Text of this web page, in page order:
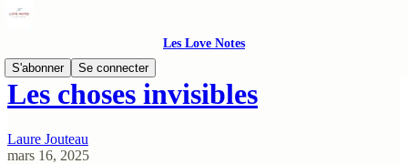
Les Love Notes
S'abonner
Se connecter
Les choses invisibles
Laure Jouteau
mars 16, 2025